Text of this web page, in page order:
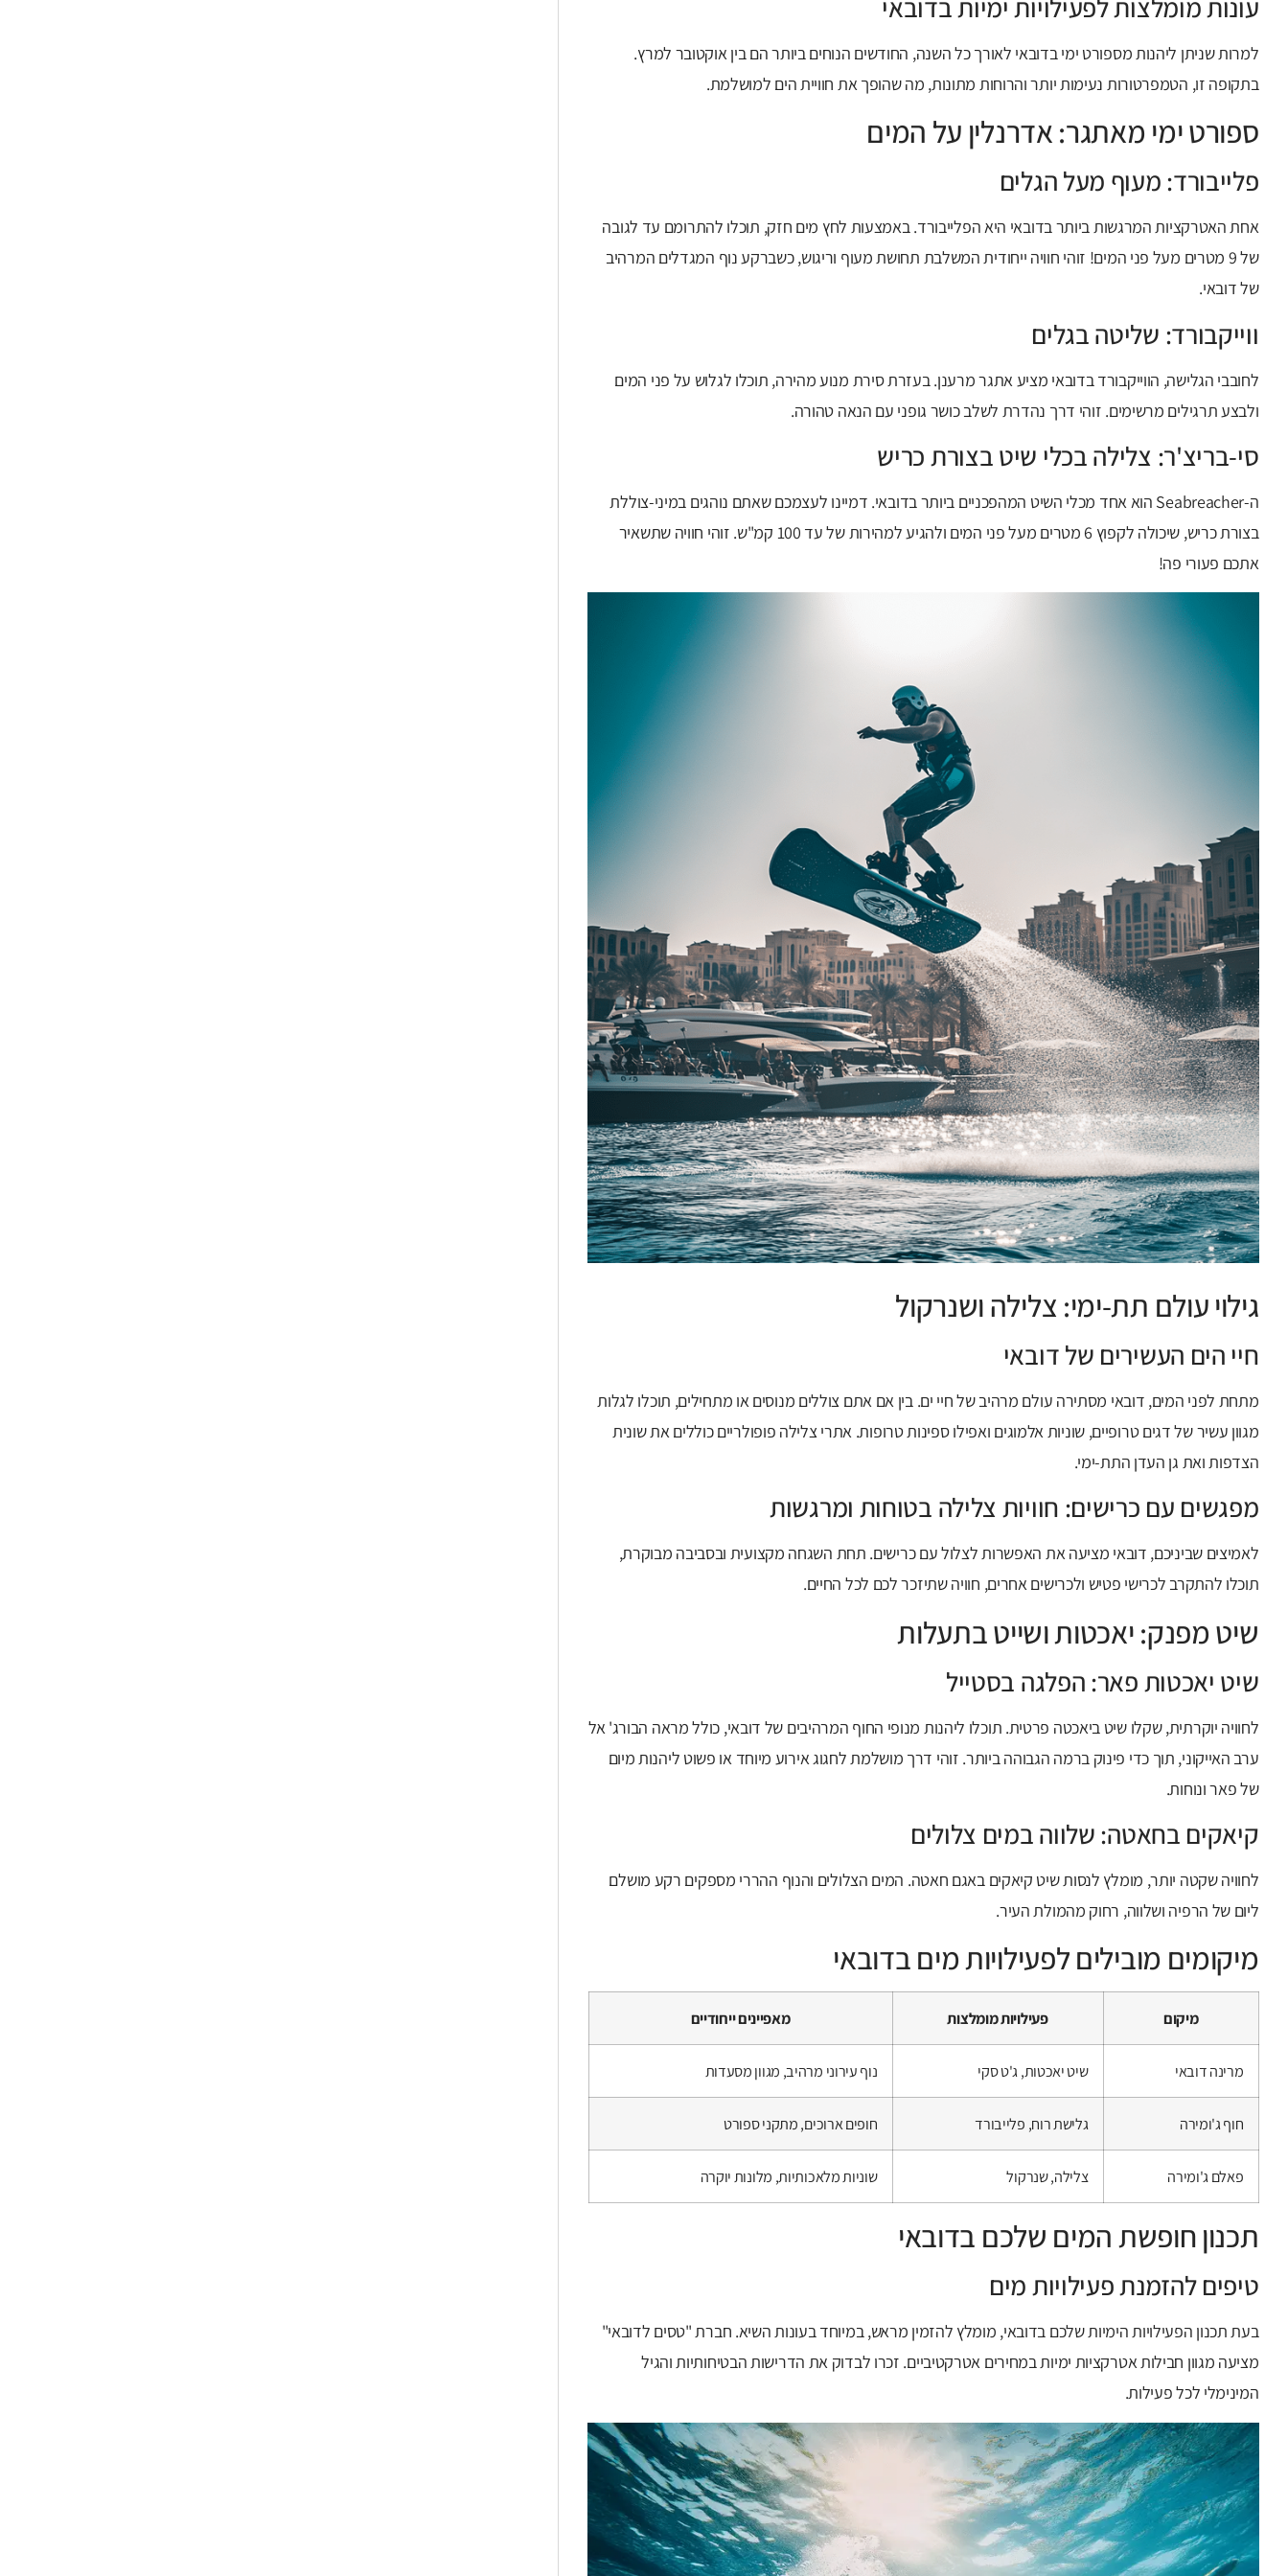
למרות שניתן ליהנות מספורט ימי בדובאי לאורך כל השנה, החודשים הנוחים ביותר הם בין אוקטובר למרץ.
בתקופה זו, הטמפרטורות נעימות יותר והרוחות מתונות, מה שהופך את חוויית הים למושלמת.
ספורט ימי מאתגר: אדרנלין על המים
פלייבורד: מעוף מעל הגלים
אחת האטרקציות המרגשות ביותר בדובאי היא הפלייבורד. באמצעות לחץ מים חזק, תוכלו להתרומם עד לגובה
של 9 מטרים מעל פני המים! זוהי חוויה ייחודית המשלבת תחושת מעוף וריגוש, כשברקע נוף המגדלים המרהיב
של דובאי.
ווייקבורד: שליטה בגלים
לחובבי הגלישה, הווייקבורד בדובאי מציע אתגר מרענן. בעזרת סירת מנוע מהירה, תוכלו לגלוש על פני המים
ולבצע תרגילים מרשימים. זוהי דרך נהדרת לשלב כושר גופני עם הנאה טהורה.
סי-בריצ'ר: צלילה בכלי שיט בצורת כריש
ה-Seabreacher הוא אחד מכלי השיט המהפכניים ביותר בדובאי. דמיינו לעצמכם שאתם נוהגים במיני-צוללת
בצורת כריש, שיכולה לקפוץ 6 מטרים מעל פני המים ולהגיע למהירות של עד 100 קמ"ש. זוהי חוויה שתשאיר
אתכם פעורי פה!
גילוי עולם תת-ימי: צלילה ושנרקול
חיי הים העשירים של דובאי
מתחת לפני המים, דובאי מסתירה עולם מרהיב של חיי ים. בין אם אתם צוללים מנוסים או מתחילים, תוכלו לגלות
מגוון עשיר של דגים טרופיים, שוניות אלמוגים ואפילו ספינות טרופות. אתרי צלילה פופולריים כוללים את שונית
הצדפות ואת גן העדן התת-ימי.
מפגשים עם כרישים: חוויות צלילה בטוחות ומרגשות
לאמיצים שביניכם, דובאי מציעה את האפשרות לצלול עם כרישים. תחת השגחה מקצועית ובסביבה מבוקרת,
תוכלו להתקרב לכרישי פטיש ולכרישים אחרים, חוויה שתיזכר לכם לכל החיים.
שיט מפנק: יאכטות ושייט בתעלות
שיט יאכטות פאר: הפלגה בסטייל
לחוויה יוקרתית, שקלו שיט ביאכטה פרטית. תוכלו ליהנות מנופי החוף המרהיבים של דובאי, כולל מראה הבורג' אל
ערב האייקוני, תוך כדי פינוק ברמה הגבוהה ביותר. זוהי דרך מושלמת לחגוג אירוע מיוחד או פשוט ליהנות מיום
של פאר ונוחות.
קיאקים בחאטה: שלווה במים צלולים
לחוויה שקטה יותר, מומלץ לנסות שיט קיאקים באגם חאטה. המים הצלולים והנוף ההררי מספקים רקע מושלם
ליום של הרפיה ושלווה, רחוק מהמולת העיר.
מיקומים מובילים לפעילויות מים בדובאי
מיקום פעילויות מומלצות מאפיינים ייחודיים
מרינה דובאי שיט יאכטות, ג'ט סקי נוף עירוני מרהיב, מגוון מסעדות
חוף ג'ומירה גלישת רוח, פלייבורד חופים ארוכים, מתקני ספורט
פאלם ג'ומירה צלילה, שנרקול שוניות מלאכותיות, מלונות יוקרה
תכנון חופשת המים שלכם בדובאי
טיפים להזמנת פעילויות מים
בעת תכנון הפעילויות הימיות שלכם בדובאי, מומלץ להזמין מראש, במיוחד בעונות השיא. חברת "טסים לדובאי"
מציעה מגוון חבילות אטרקציות ימיות במחירים אטרקטיביים. זכרו לבדוק את הדרישות הבטיחותיות והגיל
המינימלי לכל פעילות.